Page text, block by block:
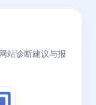
站诊断建议与报